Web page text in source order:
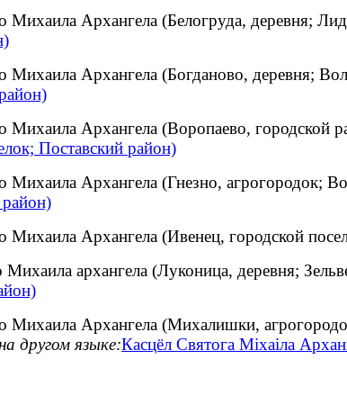
Михаила Архангела (Белогруда, деревня;
Михаила Архангела (Богданово, деревня;
Михаила Архангела (Воропаево, городской
Поставский район)
Михаила Архангела (Гнезно, агрогородок;
Михаила Архангела (Ивенец, городской
Михаила архангела (Луконица, деревня;
Михаила Архангела (Михалишки,
другом языке:Касцёл Святога Міхаіла